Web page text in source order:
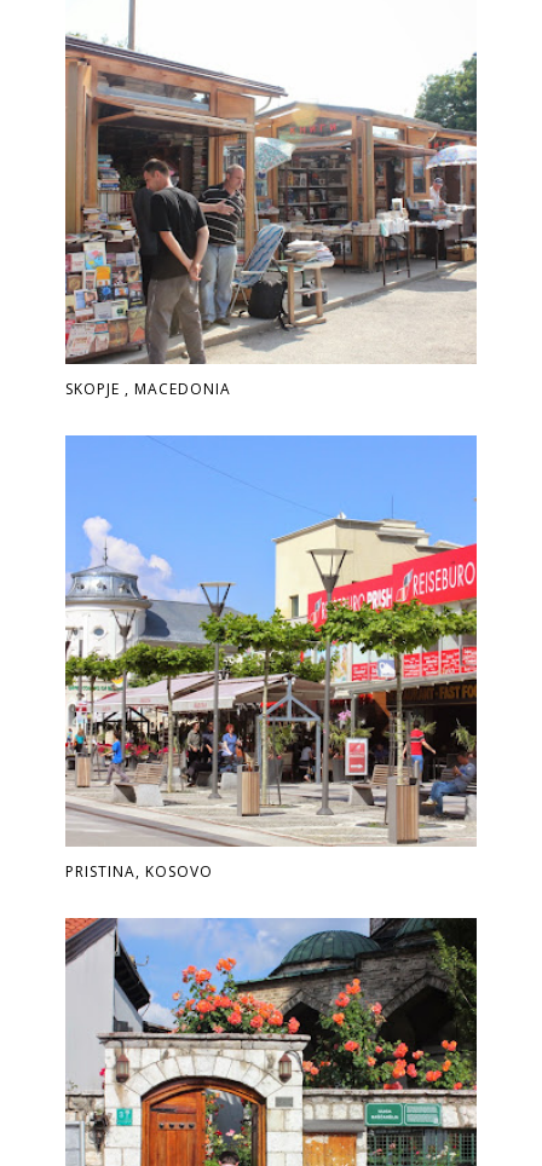
SKOPJE , MACEDONIA
PRISTINA, KOSOVO